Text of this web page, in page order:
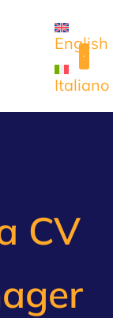
English
Italiano
CV